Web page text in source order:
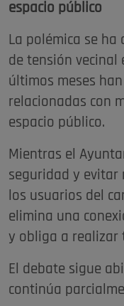
espacio público
La polémica se ha
de tensión vecinal
últimos meses
relacionadas con
espacio público.
Mientras el
seguridad y evitar
los usuarios del
elimina una
y obliga a realizar
El debate sigue
continúa